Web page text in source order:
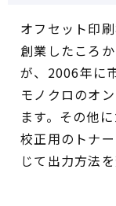
オフセット印
創業したころ
が、2006年に
モノクロのオ
ます。その他
校正用のトナ
じて出力方法